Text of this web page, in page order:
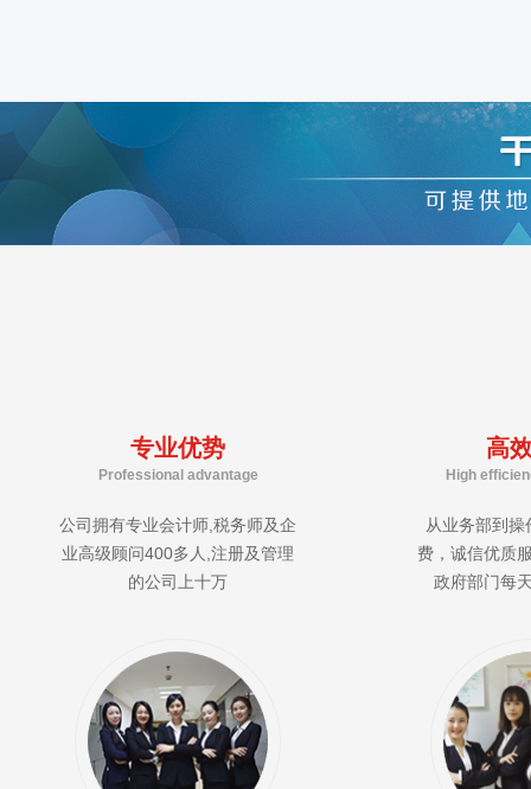
专业优势
Professional advantage
公司拥有专业会计师,税务师及企
业高级顾问400多人,注册及管理
的公司上十万
高
High
从业务部到操
费，诚信优质
政府部门每